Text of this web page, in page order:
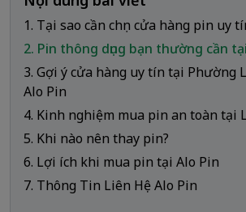
1. Tại sao cần chọn cửa hàng pin uy
2. Pin thông dụng bạn thường cần
3. Gợi ý cửa hàng uy tín tại Phường
Alo Pin
4. Kinh nghiệm mua pin an toàn tại
5. Khi nào nên thay pin?
6. Lợi ích khi mua pin tại Alo Pin
7. Thông Tin Liên Hệ Alo Pin